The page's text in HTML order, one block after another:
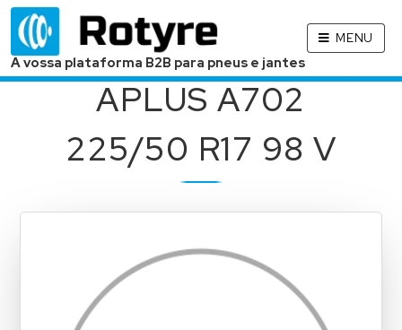
A vossa plataforma B2B para pneus e jantes
MENU
APLUS A702
225/50 R17 98 V